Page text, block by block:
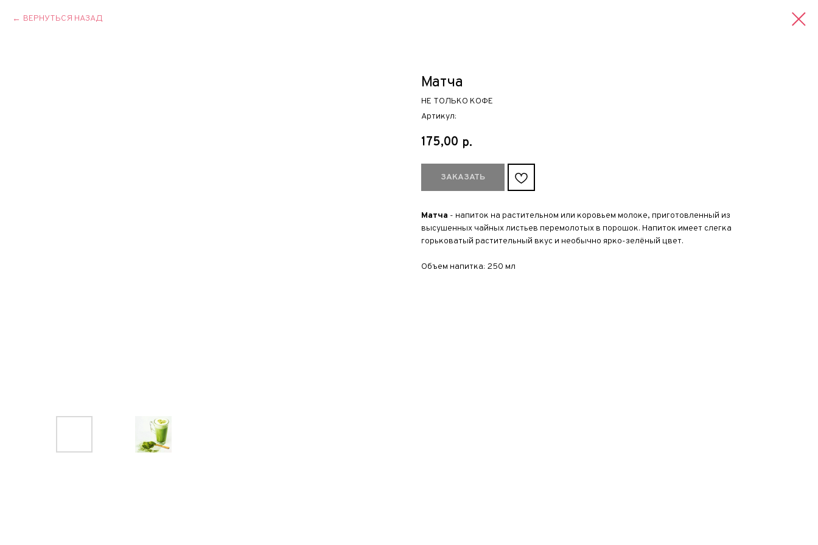
ВЕРНУТЬСЯ НАЗАД
Матча
НЕ ТОЛЬКО КОФЕ
Артикул:
175,00 р.
ЗАКАЗАТЬ
Матча - напиток на растительном или коровьем молоке, приготовленный из
высушенных чайных листьев перемолотых в порошок. Напиток имеет слегка
горьковатый растительный вкус и необычно ярко-зелёный цвет.
Объем напитка: 250 мл